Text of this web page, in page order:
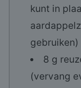
kunt in
gebruiken)
8 g
(vervang